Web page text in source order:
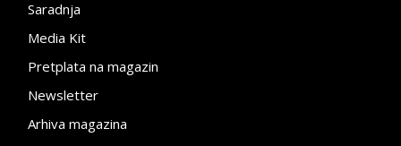
Saradnja
Media Kit
Pretplata na magazin
Newsletter
Arhiva magazina